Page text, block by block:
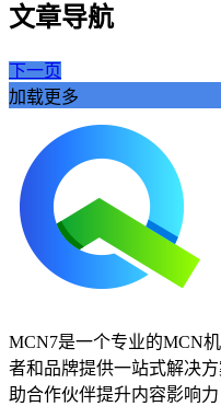
文章导航
下一页
加载更多
MCN7是一个专业的MCN
者和品牌提供一站式解决
助合作伙伴提升内容影响